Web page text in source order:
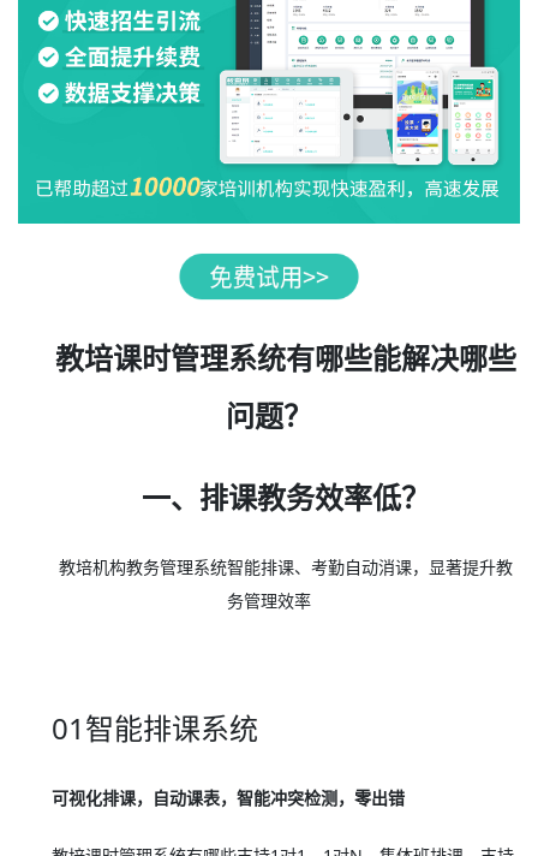
教培课时管理系统有哪些能解决哪些
问题？
一、排课教务效率低？
教培机构教务管理系统智能排课、考勤自动消课，显著提升教
务管理效率
01智能排课系统
可视化排课，自动课表，智能冲突检测，零出错